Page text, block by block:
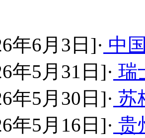
年6月3日]· 中
年5月31日]· 瑞
年5月30日]· 苏
年5月16日]· 贵